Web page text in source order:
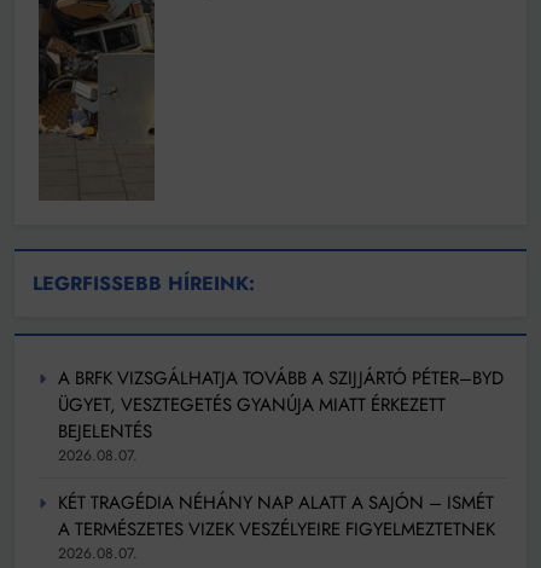
LEGRFISSEBB HÍREINK:
A BRFK VIZSGÁLHATJA TOVÁBB A SZIJJÁRTÓ PÉTER–BYD
ÜGYET, VESZTEGETÉS GYANÚJA MIATT ÉRKEZETT
BEJELENTÉS
2026.08.07.
KÉT TRAGÉDIA NÉHÁNY NAP ALATT A SAJÓN – ISMÉT
A TERMÉSZETES VIZEK VESZÉLYEIRE FIGYELMEZTETNEK
2026.08.07.